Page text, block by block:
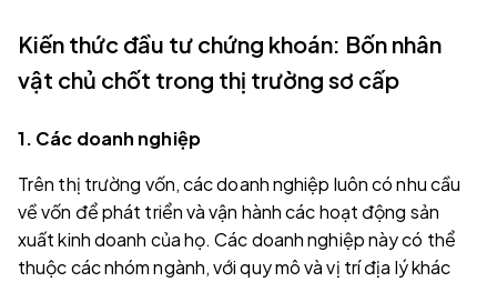
Kiến thức đầu tư chứng khoán: Bốn nhân
vật chủ chốt trong thị trường sơ cấp
1. Các doanh nghiệp
Trên thị trường vốn, các doanh nghiệp luôn có nhu cầu
về vốn để phát triển và vận hành các hoạt động sản
xuất kinh doanh của họ. Các doanh nghiệp này có thể
thuộc các nhóm ngành, với quy mô và vị trí địa lý khác